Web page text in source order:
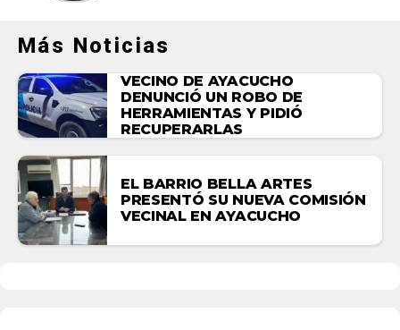
Más Noticias
VECINO DE AYACUCHO
DENUNCIÓ UN ROBO DE
HERRAMIENTAS Y PIDIÓ
RECUPERARLAS
EL BARRIO BELLA ARTES
PRESENTÓ SU NUEVA COMISIÓN
VECINAL EN AYACUCHO